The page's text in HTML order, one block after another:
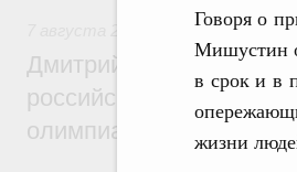
Говоря о
Мишустин
в срок и в
жизни
Отрасль
Дмитрий Чернышенко
российскую сборную
олимпиаде по